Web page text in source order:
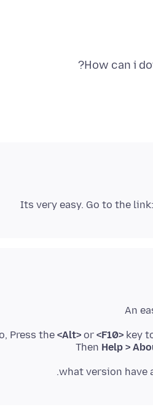
How can i
Its very easy. Go to the link:
An
Press the <Alt> or <F10>
Then Help >
what version have